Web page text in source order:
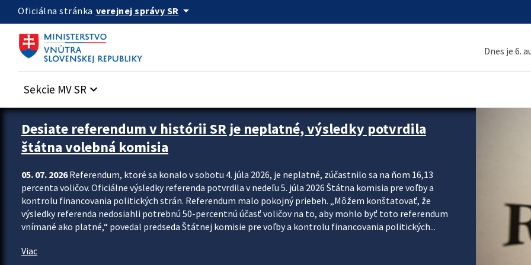
Preskocit na hlavný obsah
Oficiálna stránka verejnej správy SR arrow_drop_down
Dnes je 6.
Sekcie MV SR keyboard_arrow_down
Zastavit automatický posun upútavok
Desiate referendum v histórii SR je neplatné, výsledky potvrdila
štátna volebná komisia
05. 07. 2026Referendum, ktoré sa konalo v sobotu 4. júla 2026, je neplatné, zúčastnilo sa na ňom 16,13
percenta voličov. Oficiálne výsledky referenda potvrdila v nedeľu 5. júla 2026 Štátna komisia pre voľby a
kontrolu financovania politických strán. Referendum malo pokojný priebeh. „Môžem konštatovať, že
výsledky referenda nedosiahli potrebnú 50-percentnú účasť voličov na to, aby mohlo byť toto referendum
vnímané ako platné,“ povedal predseda Štátnej komisie pre voľby a kontrolu financovania politických...
Viac